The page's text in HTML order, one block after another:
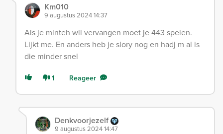
Km010
9 augustus 2024 14:37
Als je minteh wil vervangen moet je 443 spelen.
Lijkt me. En anders heb je slory nog en hadj m al is
die minder snel
1 Reageer
Denkvoorjezelf
9 augustus 2024 14:47